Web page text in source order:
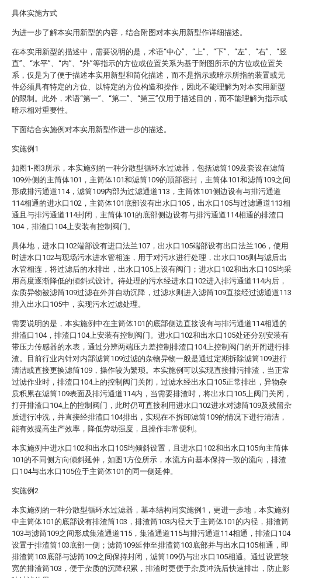
具体实施方式
为进一步了解本实用新型的内容，结合附图对本实用新型作详细描述。
在本实用新型的描述中，需要说明的是，术语“中心”、“上”、“下”、“左”、“右”、“竖
直”、“水平”、“内”、“外”等指示的方位或位置关系为基于附图所示的方位或位置关
系，仅是为了便于描述本实用新型和简化描述，而不是指示或暗示所指的装置或元
件必须具有特定的方位、以特定的方位构造和操作，因此不能理解为对本实用新型
的限制。此外，术语“第一”、“第二”、“第三”仅用于描述目的，而不能理解为指示或
暗示相对重要性。
下面结合实施例对本实用新型作进一步的描述。
实施例1
如图1-图3所示，本实施例的一种分散型循环水过滤器，包括滤筒109及套设在滤筒
109外侧的主筒体101，主筒体101和滤筒109的顶部密封，主筒体101和滤筒109之间
形成排污通道114，滤筒109内部为过滤通道113，主筒体101侧边设有与排污通道
114相通的进水口102，主筒体101底部设有出水口105，出水口105与过滤通道113相
通且与排污通道114封闭，主筒体101的底部侧边设有与排污通道114相通的排渣口
104，排渣口104上安装有控制阀门。
具体地，进水口102端部设有进口法兰107，出水口105端部设有出口法兰106，使用
时进水口102与现场污水进水管相连，用于对污水进行处理，出水口105则与滤后出
水管相连，将过滤后的水排出，出水口105上设有阀门；进水口102和出水口105均采
用高度逐渐降低的倾斜式设计。待处理的污水经进水口102进入排污通道114内后，
杂质异物被滤筒109过滤在外并自动沉降，过滤水则进入滤筒109直接经过滤通道113
排入出水口105中，实现污水过滤处理。
需要说明的是，本实施例中在主筒体101的底部侧边直接设有与排污通道114相通的
排渣口104，排渣口104上安装有控制阀门。进水口102和出水口105处还分别安装有
带压力传感器的水表，通过分辨两端压力差控制排渣口104上控制阀门的开闭进行排
渣。目前行业内针对内部滤筒109过滤的杂物异物一般是通过定期拆除滤筒109进行
清洁或直接更换滤筒109，操作较为繁琐。本实施例可以实现直接排污排渣，当正常
过滤作业时，排渣口104上的控制阀门关闭，过滤水经出水口105正常排出，异物杂
质积累在滤筒109表面及排污通道114内，当需要排渣时，将出水口105上阀门关闭，
打开排渣口104上的控制阀门，此时仍可直接利用进水口102进水对滤筒109及残留杂
质进行冲洗，并直接经排渣口104排出，实现在不拆卸滤筒109的情况下进行清洁，
能有效提高生产效率，降低劳动强度，且操作非常便利。
本实施例中进水口102和出水口105均倾斜设置，且进水口102和出水口105向主筒体
101的不同侧方向倾斜延伸，如图1方位所示，水流方向基本保持一致的流向，排渣
口104与出水口105位于主筒体101的同一侧延伸。
实施例2
本实施例的一种分散型循环水过滤器，基本结构同实施例1，更进一步地，本实施例
中主筒体101的底部设有排渣筒103，排渣筒103内径大于主筒体101的内径，排渣筒
103与滤筒109之间形成集渣通道115，集渣通道115与排污通道114相通，排渣口104
设置于排渣筒103底部一侧；滤筒109延伸至排渣筒103底部并与出水口105相通，即
排渣筒103底部与滤筒109之间保持封闭，滤筒109仍与出水口105相通。通过设置较
宽的排渣筒103，便于杂质的沉降积累，排渣时更便于杂质冲洗后快速排出，防止影